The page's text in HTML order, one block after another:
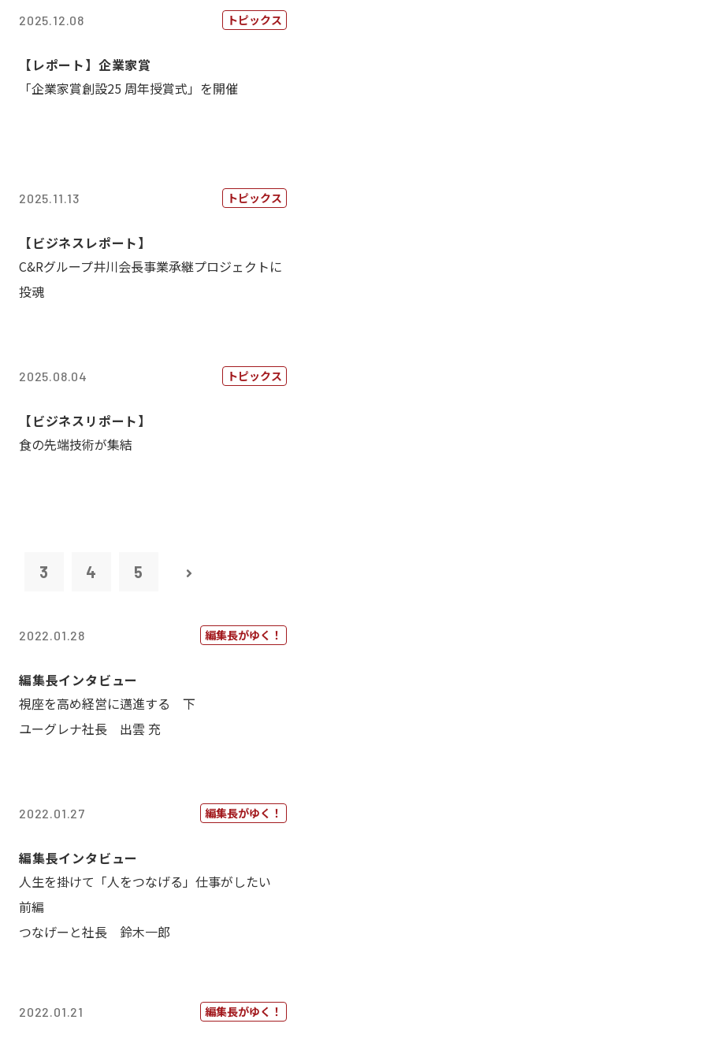
2025.12.08 トピックス
【レポート】企業家賞
「企業家賞創設25 周年授賞式」を開催
2025.11.13 トピックス
【ビジネスレポート】
C&Rグループ井川会長事業承継プロジェクトに
投魂
2025.08.04 トピックス
【ビジネスリポート】
食の先端技術が集結
3 4 5
2022.01.28 編集長がゆく！
編集長インタビュー
視座を高め経営に邁進する 下
ユーグレナ社長 出雲 充
2022.01.27 編集長がゆく！
編集長インタビュー
人生を掛けて「人をつなげる」仕事がしたい
前編
つなげーと社長 鈴木一郎
2022.01.21 編集長がゆく！